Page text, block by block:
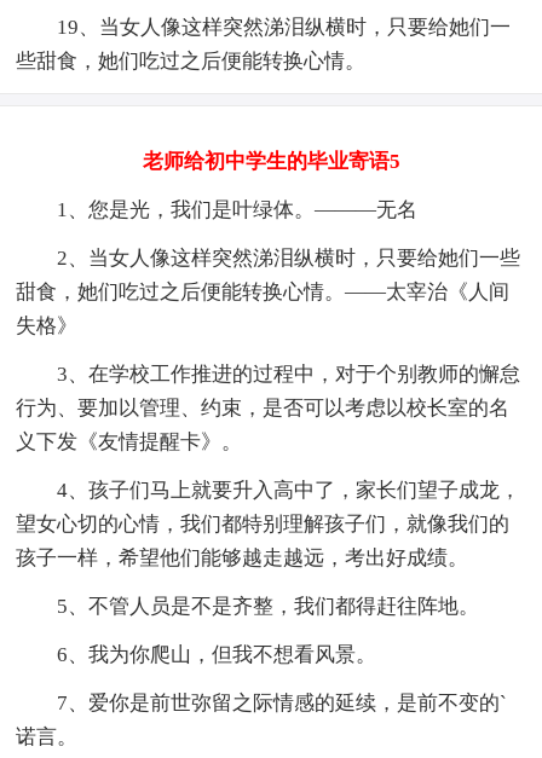
19、当女人像这样突然涕泪纵横时，只要给她们一
些甜食，她们吃过之后便能转换心情。
老师给初中学生的毕业寄语5
1、您是光，我们是叶绿体。———无名
2、当女人像这样突然涕泪纵横时，只要给她们一些
甜食，她们吃过之后便能转换心情。——太宰治《人间
失格》
3、在学校工作推进的过程中，对于个别教师的懈怠
行为、要加以管理、约束，是否可以考虑以校长室的名
义下发《友情提醒卡》。
4、孩子们马上就要升入高中了，家长们望子成龙，
望女心切的心情，我们都特别理解孩子们，就像我们的
孩子一样，希望他们能够越走越远，考出好成绩。
5、不管人员是不是齐整，我们都得赶往阵地。
6、我为你爬山，但我不想看风景。
7、爱你是前世弥留之际情感的延续，是前不变的`
诺言。